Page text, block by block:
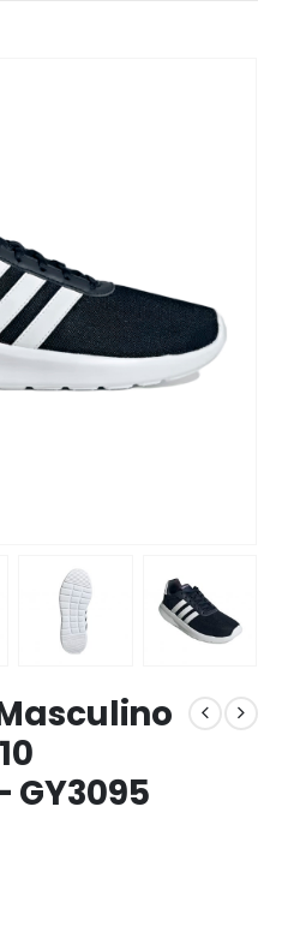
GY3095